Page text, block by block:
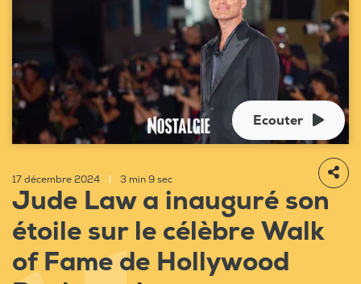
Ecouter
17 décembre 2024 3 min 9 sec
Jude Law a inauguré son
étoile sur le célèbre Walk
of Fame de Hollywood